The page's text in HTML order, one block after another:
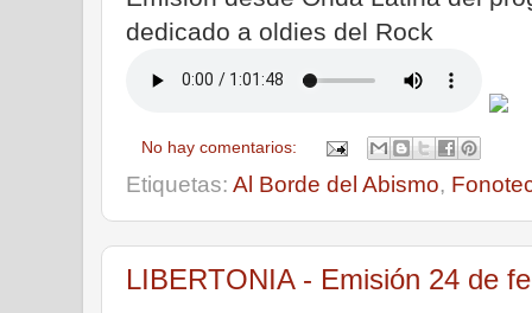
dedicado a oldies del Rock
No hay comentarios:
Etiquetas: Al Borde del Abismo,
LIBERTONIA - Emisión 24 de